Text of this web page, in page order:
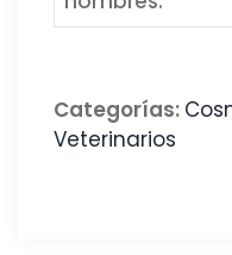
Categorías:
Veterinarios